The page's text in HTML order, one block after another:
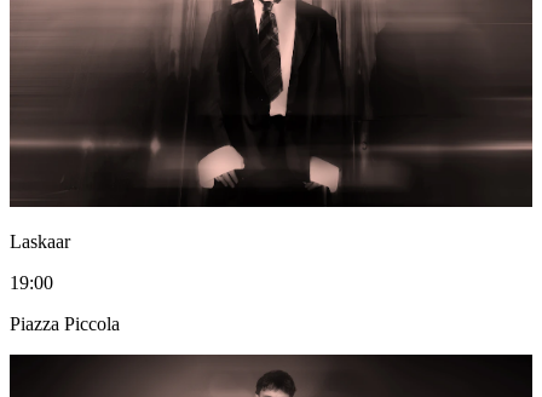
Laskaar
19:00
Piazza Piccola